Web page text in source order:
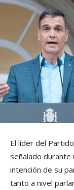
El líder del
señalado durante
intención de su
tanto a nivel